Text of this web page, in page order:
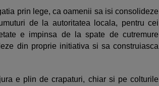
prin lege, ca oamenii sa isi consolideze
de la autoritatea locala, pentru cei
e impinsa de la spate de cutremure
din proprie initiativa si sa construiasca
e plin de crapaturi, chiar si pe colturile